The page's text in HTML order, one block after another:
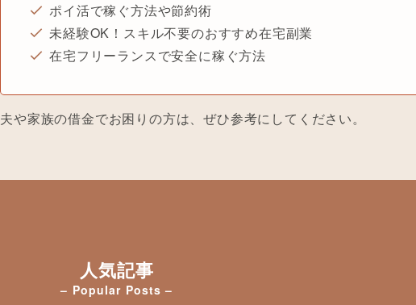
ポイ活で稼ぐ方法や節約術
未経験OK！スキル不要のおすすめ在宅副業
在宅フリーランスで安全に稼ぐ方法
夫や家族の借金でお困りの方は、ぜひ参考にしてください。
人気記事
– Popular Posts –